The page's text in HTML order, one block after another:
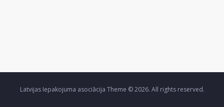
Latvijas Iepakojuma asociācija Theme © 2026. All rights reserved.